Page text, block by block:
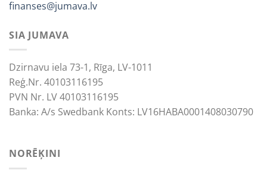
finanses@jumava.lv
SIA JUMAVA
Dzirnavu iela 73-1, Rīga, LV-1011
Reģ.Nr. 40103116195
PVN Nr. LV 40103116195
Banka: A/s Swedbank Konts: LV16HABA0001408030790
NORĒĶINI